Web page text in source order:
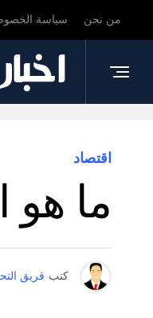
من نحن سياسة
اقتصاد
ما هو
كتب فريق